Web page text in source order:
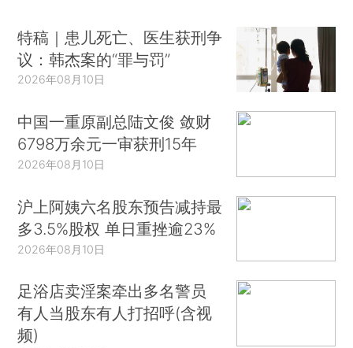
特稿｜患儿死亡、医生获刑争
议：韩杰案的“罪与罚”
2026年08月10日
中国一重原副总陆文俊 敛财
6798万余元一审获刑15年
2026年08月10日
沪上阿姨六名股东预告减持最
多3.5%股权 单日重挫逾23%
2026年08月10日
足浴店卖淫案牵出多名警员
有人当股东有人打招呼(含视
频)